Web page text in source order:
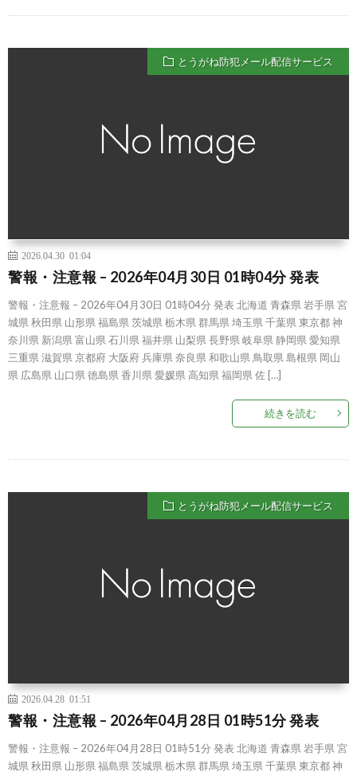
とうがね防犯メール配信サービス
2026.04.30 01:04
警報・注意報 – 2026年04月30日 01時04分 発表
警報・注意報 – 2026年04月30日 01時04分 発表 北海道 青森県 岩手県 宮
城県 秋田県 山形県 福島県 茨城県 栃木県 群馬県 埼玉県 千葉県 東京都 神
奈川県 新潟県 富山県 石川県 福井県 山梨県 長野県 岐阜県 静岡県 愛知県
三重県 滋賀県 京都府 大阪府 兵庫県 奈良県 和歌山県 鳥取県 島根県 岡山
県 広島県 山口県 徳島県 香川県 愛媛県 高知県 福岡県 佐 […]
続きを読む
とうがね防犯メール配信サービス
2026.04.28 01:51
警報・注意報 – 2026年04月28日 01時51分 発表
警報・注意報 – 2026年04月28日 01時51分 発表 北海道 青森県 岩手県 宮
城県 秋田県 山形県 福島県 茨城県 栃木県 群馬県 埼玉県 千葉県 東京都 神